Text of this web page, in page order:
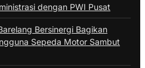
dengan PWI Pusat
Bersinergi Bagikan
Sepeda Motor Sambut